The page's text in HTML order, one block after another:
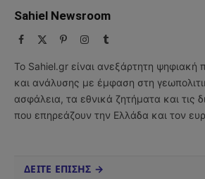
Sahiel Newsroom
Facebook PinterestInstagram
Tumblr
Το Sahiel.gr είναι ανεξάρτητη ψηφιακή
και ανάλυσης με έμφαση στη
ασφάλεια, τα εθνικά ζητήματα και τις
που επηρεάζουν την Ελλάδα και τον
ΔΕΙΤΕ ΕΠΙΣΗΣ →